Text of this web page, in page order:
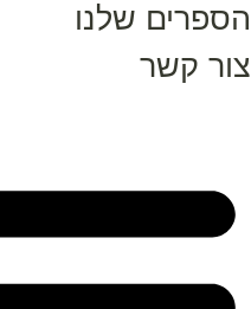
הספרים שלנו
צור קשר